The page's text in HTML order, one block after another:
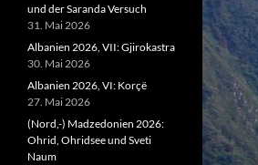
und der Saranda Versuch
31. Mai 2026
Albanien 2026, VII: Gjirokastra
30. Mai 2026
Albanien 2026, VI: Korçë
27. Mai 2026
(Nord,-) Madzedonien 2026:
Ohrid, Ohridsee und Sveti
Naum